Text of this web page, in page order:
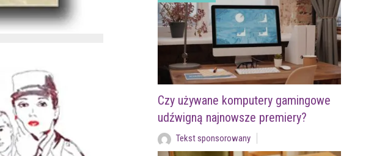
Czy używane komputery gamingowe
udźwigną najnowsze premiery?
Tekst sponsorowany